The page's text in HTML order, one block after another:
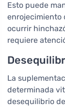
Esto puede
enrojecimiento
ocurrir
requiere
La
determinada
desequilibrio